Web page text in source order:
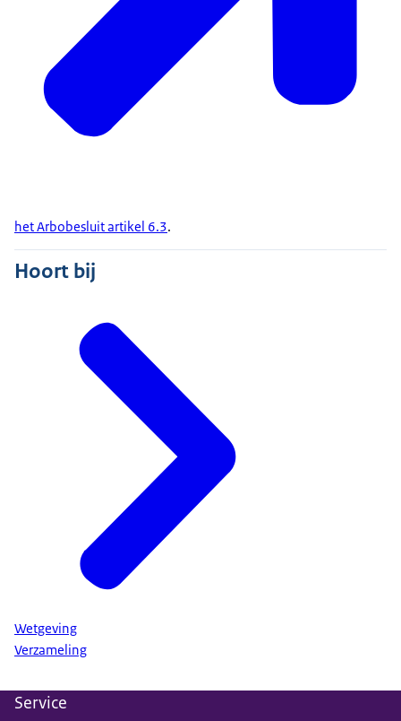
het Arbobesluit artikel 6.3.
Hoort bij
Wetgeving
Verzameling
Service